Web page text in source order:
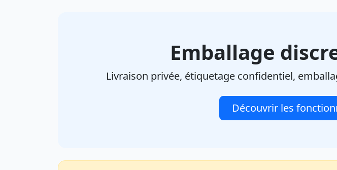
Emballage
Livraison privée, étiquetage confidentiel,
Découvrir les